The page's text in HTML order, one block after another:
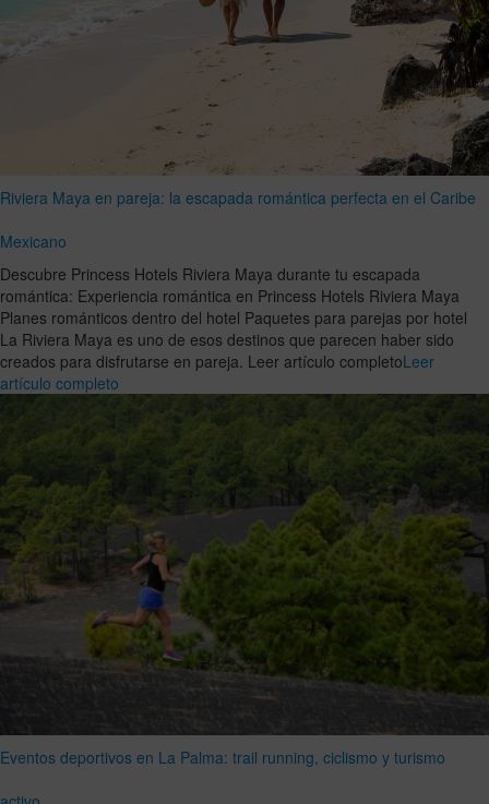
Riviera Maya en pareja: la escapada romántica perfecta en el Caribe
Mexicano
Descubre Princess Hotels Riviera Maya durante tu escapada
romántica: Experiencia romántica en Princess Hotels Riviera Maya
Planes románticos dentro del hotel Paquetes para parejas por hotel
La Riviera Maya es uno de esos destinos que parecen haber sido
creados para disfrutarse en pareja. Leer artículo completoLeer
artículo completo
Eventos deportivos en La Palma: trail running, ciclismo y turismo